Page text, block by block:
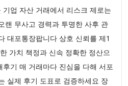
업 자산 거래에서 리스크 제로는
랜 무사고 경력과 투명한 사후 관
대포통장팝니다 상호 신뢰를 제1
가치 책정과 신속 정확한 정산으
기 매 거래마다 진심을 다해 서포
실제 후기 도표로 검증하세요 장